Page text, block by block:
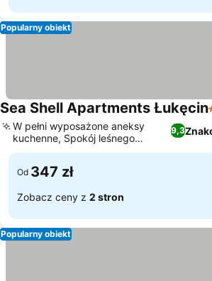
Popularny obiekt
Sea Shell Apartments Łukęcin
9,3
W pełni wyposażone aneksy
kuchenne, Spokój leśnego
wybrzeża
Od 347 zł
Zobacz ceny z 2 stron
Popularny obiekt